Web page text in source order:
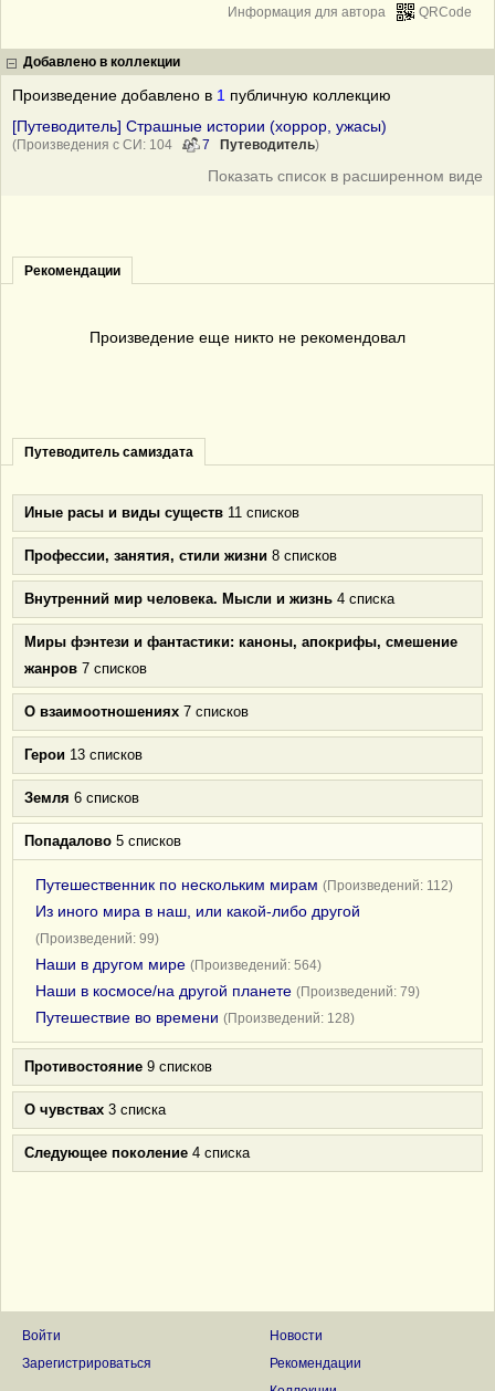
QRCode
Информация для автора
Добавлено в коллекции
Произведение добавлено в 1 публичную коллекцию
[Путеводитель] Страшные истории (хоррор, ужасы)
(Произведения с СИ: 104 7 Путеводитель)
Показать список в расширенном виде
Рекомендации
Произведение еще никто не рекомендовал
Путеводитель самиздата
Иные расы и виды существ 11 списков
Профессии, занятия, стили жизни 8 списков
Внутренний мир человека. Мысли и жизнь 4 списка
Миры фэнтези и фантастики: каноны, апокрифы, смешение
жанров 7 списков
О взаимоотношениях 7 списков
Герои 13 списков
Земля 6 списков
Попадалово 5 списков
Путешественник по нескольким мирам (Произведений: 112)
Из иного мира в наш, или какой-либо другой
(Произведений: 99)
Наши в другом мире (Произведений: 564)
Наши в космосе/на другой планете (Произведений: 79)
Путешествие во времени (Произведений: 128)
Противостояние 9 списков
О чувствах 3 списка
Следующее поколение 4 списка
Войти
Зарегистрироваться
Новости
Рекомендации